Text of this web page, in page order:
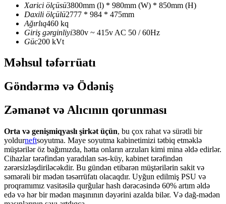
Xarici ölçüsü3800mm (l) * 980mm (W) * 850mm (H)
Daxili ölçülü2777 * 984 * 475mm
Ağırlıq460 kq
Giriş gərginliyi380v ~ 415v AC 50 / 60Hz
Güc200 kVt
Məhsul təfərrüatı
Göndərmə və Ödəniş
Zəmanət və Alıcının qorunması
Orta və genişmiqyaslı şirkət üçün, bu çox rahat və sürətli bir
yoldurneftsoyutma. Maye soyutma kabinetimizi tətbiq etməklə
müştərilər öz bağımızda, hətta onların arzuları kimi mina əldə edirlər.
Cihazlar tərəfindən yaradılan səs-küy, kabinet tərəfindən
zərərsizləşdiriləcəkdir. Bu gündən etibarən müştərilərin sakit və
səmərəli bir mədən təsərrüfatı olacaqdır. Uyğun edilmiş PSU və
proqramımız vasitəsilə qurğular hash dərəcəsində 60% artım əldə
edə və hər bir mədən maşınının dəyərini azalda bilər. Və dağ-mədən